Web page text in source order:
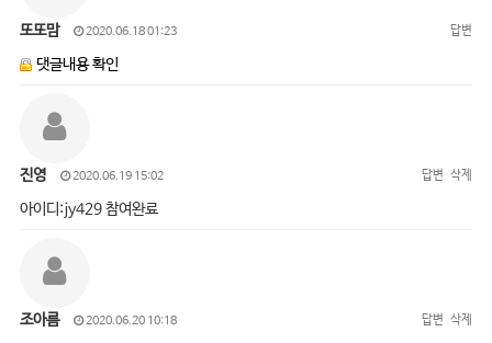
또또맘 2020.06.18 01:23 답변
댓글내용 확인
진영 2020.06.19 15:02 답변 삭제
아이디:jy429 참여완료
조아름 2020.06.20 10:18 답변 삭제